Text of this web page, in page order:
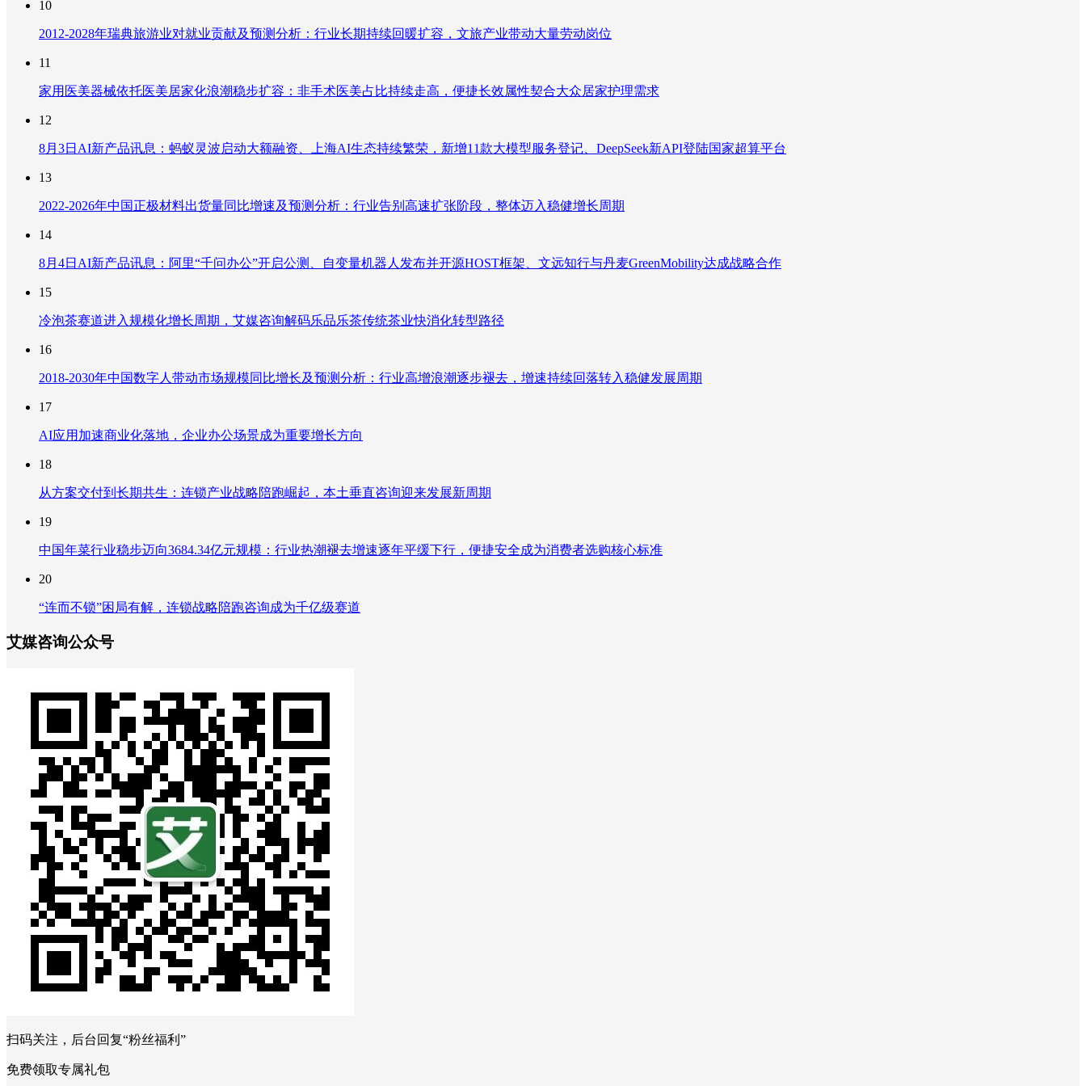
10
2012-2028年瑞典旅游业对就业贡献及预测分析：行业长期持续回暖扩容，文旅产业带动大量劳动岗位
11
家用医美器械依托医美居家化浪潮稳步扩容：非手术医美占比持续走高，便捷长效属性契合大众居家护理需求
12
8月3日AI新产品讯息：蚂蚁灵波启动大额融资、上海AI生态持续繁荣，新增11款大模型服务登记、DeepSeek新API登陆国家超算平台
13
2022-2026年中国正极材料出货量同比增速及预测分析：行业告别高速扩张阶段，整体迈入稳健增长周期
14
8月4日AI新产品讯息：阿里“千问办公”开启公测、自变量机器人发布并开源HOST框架、文远知行与丹麦GreenMobility达成战略合作
15
冷泡茶赛道进入规模化增长周期，艾媒咨询解码乐品乐茶传统茶业快消化转型路径
16
2018-2030年中国数字人带动市场规模同比增长及预测分析：行业高增浪潮逐步褪去，增速持续回落转入稳健发展周期
17
AI应用加速商业化落地，企业办公场景成为重要增长方向
18
从方案交付到长期共生：连锁产业战略陪跑崛起，本土垂直咨询迎来发展新周期
19
中国年菜行业稳步迈向3684.34亿元规模：行业热潮褪去增速逐年平缓下行，便捷安全成为消费者选购核心标准
20
“连而不锁”困局有解，连锁战略陪跑咨询成为千亿级赛道
艾媒咨询公众号
扫码关注，后台回复“粉丝福利”
免费领取专属礼包